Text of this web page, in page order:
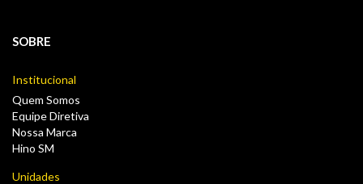
SOBRE
Institucional
Quem Somos
Equipe Diretiva
Nossa Marca
Hino SM
Unidades